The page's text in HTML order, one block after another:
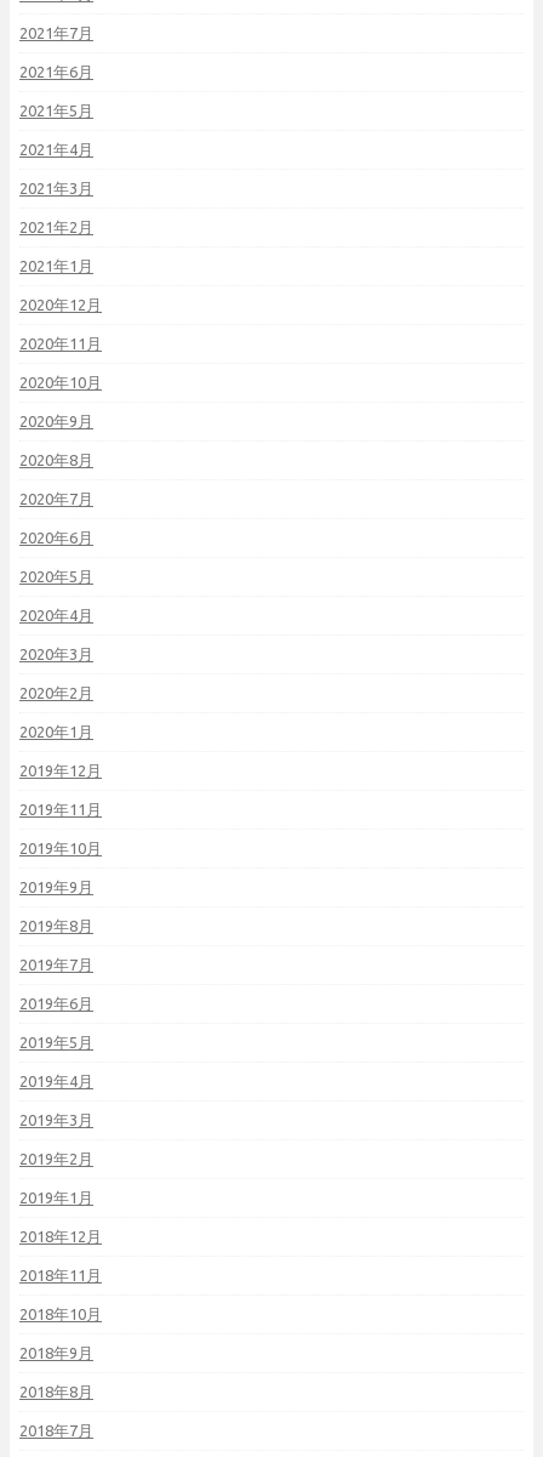
2021年7月
2021年6月
2021年5月
2021年4月
2021年3月
2021年2月
2021年1月
2020年12月
2020年11月
2020年10月
2020年9月
2020年8月
2020年7月
2020年6月
2020年5月
2020年4月
2020年3月
2020年2月
2020年1月
2019年12月
2019年11月
2019年10月
2019年9月
2019年8月
2019年7月
2019年6月
2019年5月
2019年4月
2019年3月
2019年2月
2019年1月
2018年12月
2018年11月
2018年10月
2018年9月
2018年8月
2018年7月